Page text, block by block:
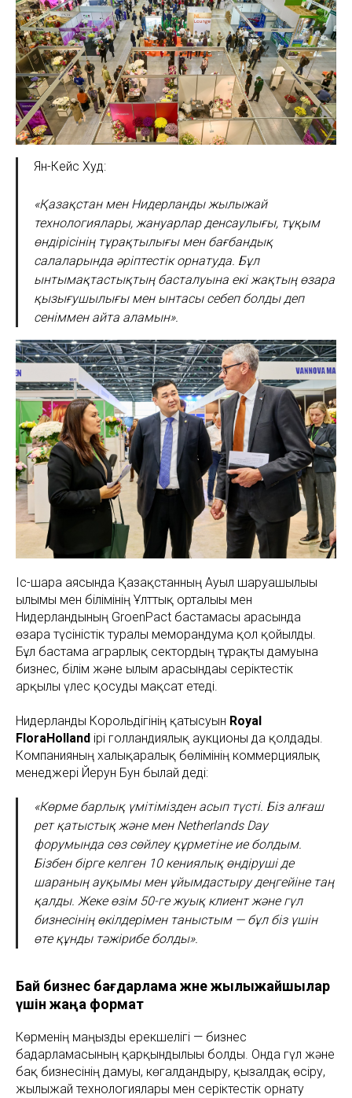
Ян-Кейс Худ:
«Қазақстан мен Нидерланды жылыжай
технологиялары, жануарлар денсаулығы, тұқым
өндірісінің тұрақтылығы мен бағбандық
салаларында әріптестік орнатуда. Бұл
ынтымақтастықтың басталуына екі жақтың өзара
қызығушылығы мен ынтасы себеп болды деп
сеніммен айта аламын».
Іс-шара аясында Қазақстанның Ауыл шаруашылығы
ғылымы мен білімінің Ұлттық орталығы мен
Нидерландының GroenPact бастамасы арасында
өзара түсіністік туралы меморандумға қол қойылды.
Бұл бастама аграрлық сектордың тұрақты дамуына
бизнес, білім және ғылым арасындағы серіктестік
арқылы үлес қосуды мақсат етеді.
Нидерланды Корольдігінің қатысуын Royal
FloraHolland ірі голландиялық аукционы да қолдады.
Компанияның халықаралық бөлімінің коммерциялық
менеджері Йерун Бун былай деді:
«Көрме барлық үмітімізден асып түсті. Біз алғаш
рет қатыстық және мен Netherlands Day
форумында сөз сөйлеу құрметіне ие болдым.
Бізбен бірге келген 10 кениялық өндіруші де
шараның ауқымы мен ұйымдастыру деңгейіне таң
қалды. Жеке өзім 50-ге жуық клиент және гүл
бизнесінің өкілдерімен таныстым — бұл біз үшін
өте құнды тәжірибе болды».
Бай бизнес бағдарлама және жылыжайшылар
үшін жаңа формат
Көрменің маңызды ерекшелігі — бизнес
бағдарламасының қарқындылығы болды. Онда гүл және
бақ бизнесінің дамуы, көгалдандыру, қызғалдақ өсіру,
жылыжай технологиялары мен серіктестік орнату